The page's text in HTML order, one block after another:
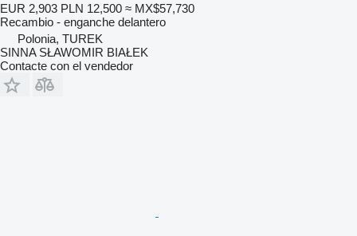
EUR 2,903 PLN 12,500 ≈ MX$57,730
Recambio - enganche delantero
Polonia, TUREK
SINNA SŁAWOMIR BIAŁEK
Contacte con el vendedor